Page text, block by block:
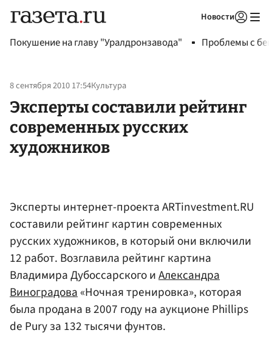
Новости
Покушение на главу "Уралдронзавода" Проблемы с
8 сентября 2010 17:54Культура
Эксперты составили рейтинг
современных русских
художников
Эксперты интернет-проекта ARTinvestment.RU
составили рейтинг картин современных
русских художников, в который они включили
12 работ. Возглавила рейтинг картина
Владимира Дубоссарского иАлександра
Виноградова«Ночная тренировка», которая
была продана в 2007 году на аукционе Phillips
de Pury за 132 тысячи фунтов.